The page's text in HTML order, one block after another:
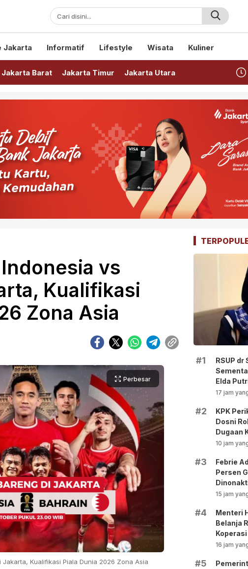
Jakarta Informatif Lifestyle Wisata Kuliner
Jakarta Barat Jakarta Timur Jakarta Utara
vs
Kualifikasi
Zona Asia
Perbesar
Kualifikasi Piala Dunia 2026 Zona Asia
#1
RSUP
Elda
17 jam
#2
KPK
Dosni
Dugaan
Bansos!
10 jam
#3
Febrie
Persen
15 jam
#4
Menteri
Belanja
Kontra!
16 jam
#5